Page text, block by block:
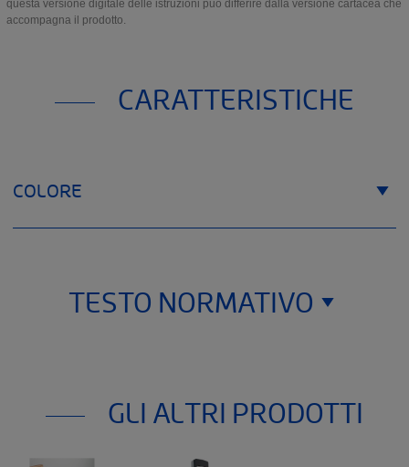
questa versione digitale delle istruzioni può differire dalla versione cartacea che
accompagna il prodotto.
CARATTERISTICHE
COLORE
TESTO NORMATIVO
Perret
France
GLI ALTRI PRODOTTI